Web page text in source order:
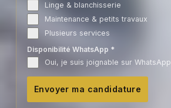
Linge & blanchisserie
Maintenance & petits travaux
Plusieurs services
Disponibilité WhatsApp *
Oui, je suis joignable sur WhatsApp
Envoyer ma candidature